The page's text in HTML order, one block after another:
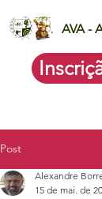
AVA -
Post
Alexandre
15 de mai. de